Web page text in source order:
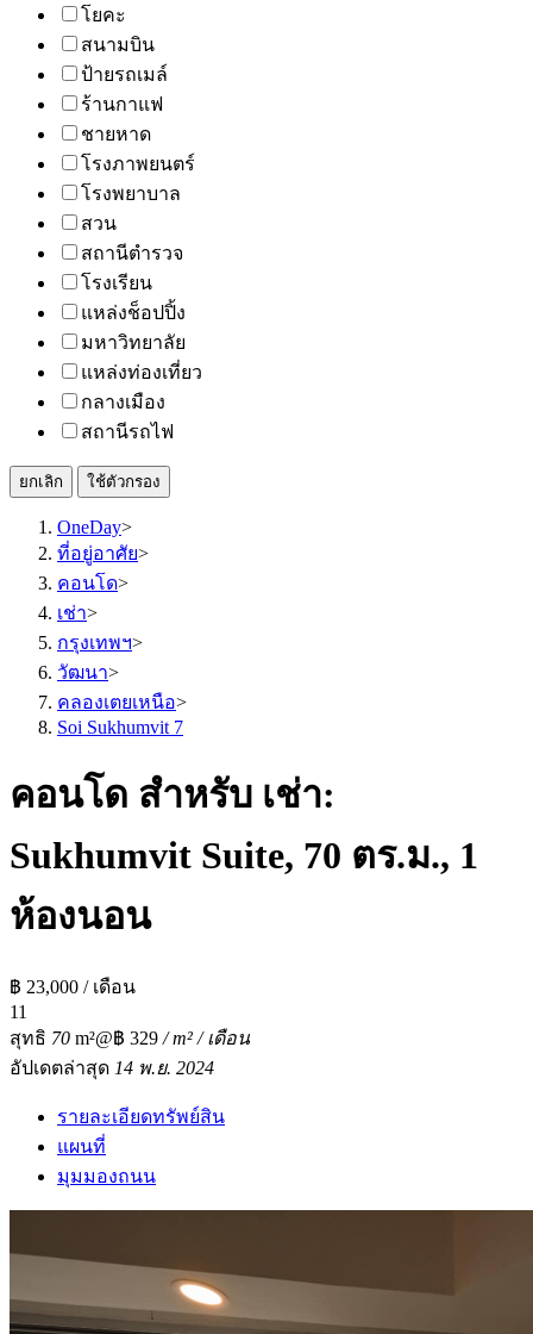
โยคะ
สนามบิน
ป้ายรถเมล์
ร้านกาแฟ
ชายหาด
โรงภาพยนตร์
โรงพยาบาล
สวน
สถานีตำรวจ
โรงเรียน
แหล่งช็อปปิ้ง
มหาวิทยาลัย
แหล่งท่องเที่ยว
กลางเมือง
สถานีรถไฟ
ยกเลิก ใช้ตัวกรอง
OneDay>
ที่อยู่อาศัย>
คอนโด>
เช่า>
กรุงเทพฯ>
วัฒนา>
คลองเตยเหนือ>
Soi Sukhumvit 7
คอนโด สำหรับ เช่า:
Sukhumvit Suite, 70 ตร.ม., 1
ห้องนอน
฿ 23,000 / เดือน
11
สุทธิ 70 m²@฿ 329 / m² / เดือน
อัปเดตล่าสุด 14 พ.ย. 2024
รายละเอียดทรัพย์สิน
แผนที่
มุมมองถนน